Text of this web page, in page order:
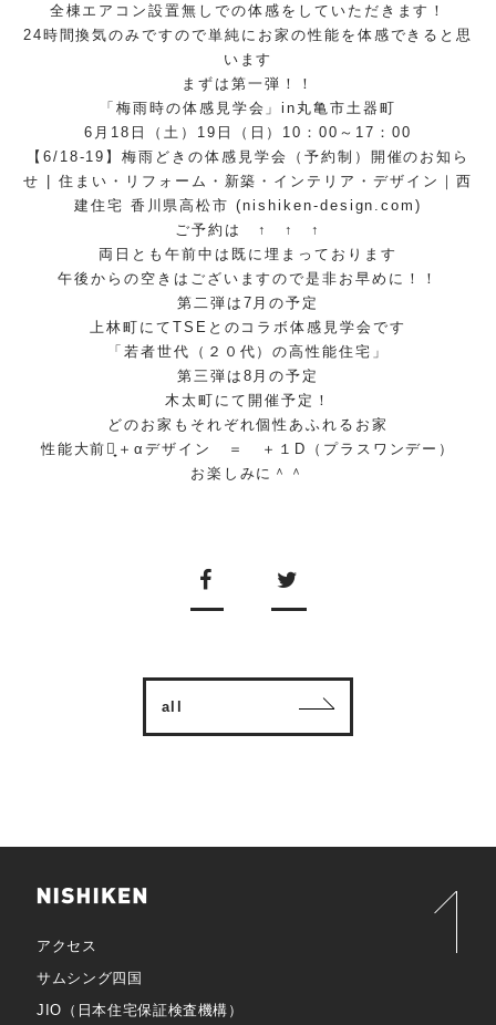
全棟エアコン設置無しでの体感をしていただきます！
24時間換気のみですので単純にお家の性能を体感できると思
います
まずは第一弾！！
「梅雨時の体感見学会」in丸亀市土器町
6月18日（土）19日（日）10：00～17：00
【6/18-19】梅雨どきの体感見学会（予約制）開催のお知ら
せ | 住まい・リフォーム・新築・インテリア・デザイン｜西
建住宅 香川県高松市 (nishiken-design.com)
ご予約は ↑ ↑ ↑
両日とも午前中は既に埋まっております
午後からの空きはございますので是非お早めに！！
第二弾は7月の予定
上林町にてTSEとのコラボ体感見学会です
「若者世代（２０代）の高性能住宅」
第三弾は8月の予定
木太町にて開催予定！
どのお家もそれぞれ個性あふれるお家
性能大前提̟＋αデザイン ＝ ＋１D（プラスワンデー）
お楽しみに＾＾
all
アクセス
サムシング四国
JIO（日本住宅保証検査機構）